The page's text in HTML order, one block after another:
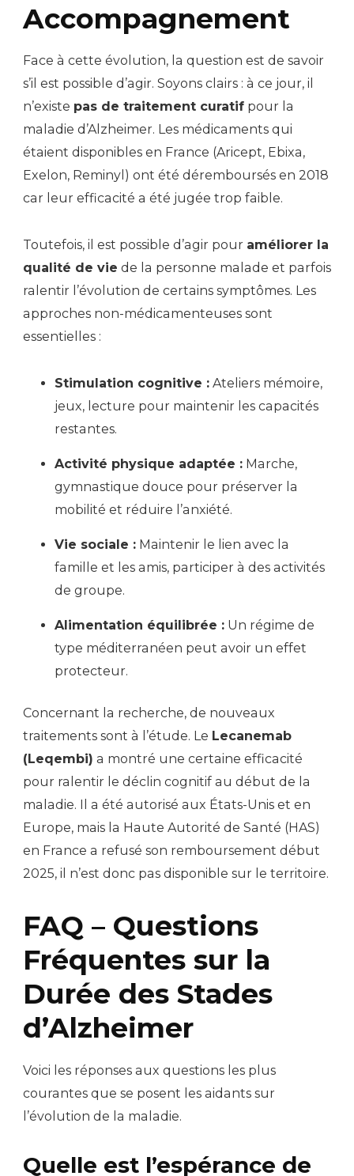
Accompagnement
Face à cette évolution, la question est de savoir
s’il est possible d’agir. Soyons clairs : à ce jour, il
n’existe pas de traitement curatif pour la
maladie d’Alzheimer. Les médicaments qui
étaient disponibles en France (Aricept, Ebixa,
Exelon, Reminyl) ont été déremboursés en 2018
car leur efficacité a été jugée trop faible.
Toutefois, il est possible d’agir pour améliorer la
qualité de vie de la personne malade et parfois
ralentir l’évolution de certains symptômes. Les
approches non-médicamenteuses sont
essentielles :
Stimulation cognitive : Ateliers mémoire,
jeux, lecture pour maintenir les capacités
restantes.
Activité physique adaptée : Marche,
gymnastique douce pour préserver la
mobilité et réduire l’anxiété.
Vie sociale : Maintenir le lien avec la
famille et les amis, participer à des activités
de groupe.
Alimentation équilibrée : Un régime de
type méditerranéen peut avoir un effet
protecteur.
Concernant la recherche, de nouveaux
traitements sont à l’étude. Le Lecanemab
(Leqembi) a montré une certaine efficacité
pour ralentir le déclin cognitif au début de la
maladie. Il a été autorisé aux États-Unis et en
Europe, mais la Haute Autorité de Santé (HAS)
en France a refusé son remboursement début
2025, il n’est donc pas disponible sur le territoire.
FAQ – Questions
Fréquentes sur la
Durée des Stades
d’Alzheimer
Voici les réponses aux questions les plus
courantes que se posent les aidants sur
l’évolution de la maladie.
Quelle est l’espérance de